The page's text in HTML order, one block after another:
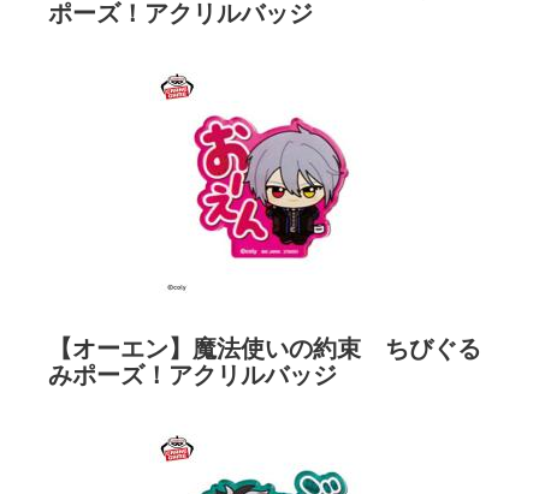
ポーズ！アクリルバッジ
【オーエン】魔法使いの約束 ちびぐる
みポーズ！アクリルバッジ